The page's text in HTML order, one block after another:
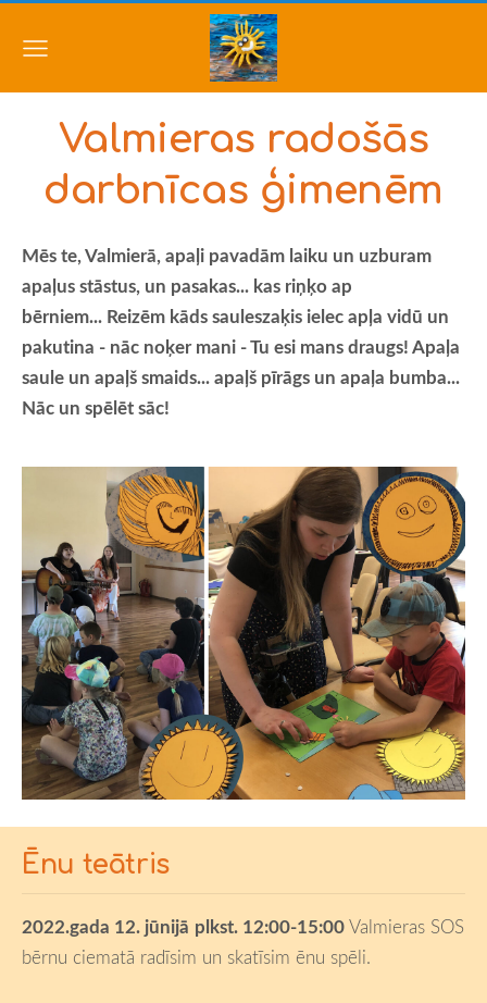
Valmieras radošās
darbnīcas ģimenēm
Mēs te, Valmierā, apaļi pavadām laiku un uzburam
apaļus stāstus, un pasakas... kas riņķo ap
bērniem... Reizēm kāds sauleszaķis ielec apļa vidū un
pakutina - nāc noķer mani - Tu esi mans draugs! Apaļa
saule un apaļš smaids... apaļš pīrāgs un apaļa bumba...
Nāc un spēlēt sāc!
Ēnu teātris
2022.gada 12. jūnijā plkst. 12:00-15:00Valmieras SOS
bērnu ciematā radīsim un skatīsim ēnu spēli.